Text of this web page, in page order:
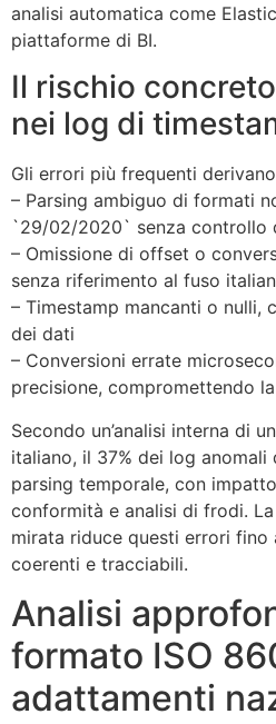
analisi automatica come
piattaforme di BI.
Il rischio
nei log di
Gli errori più frequenti
– Parsing ambiguo di formati
`29/02/2020` senza controllo
– Omissione di offset o
senza riferimento al fuso
– Timestamp mancanti o nulli,
dei dati
– Conversioni errate
precisione, compromettendo
Secondo un’analisi interna di
italiano, il 37% dei log
parsing temporale, con
conformità e analisi di frodi.
mirata riduce questi errori fino
coerenti e tracciabili.
Analisi
formato ISO
adattamenti